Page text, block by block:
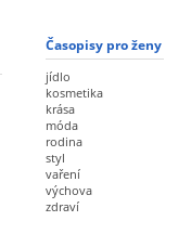
Časopisy pro ženy
jídlo
kosmetika
krása
móda
rodina
styl
vaření
výchova
zdraví